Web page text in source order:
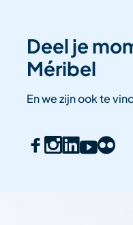
Deel je
Méribel
En we zijn ook te